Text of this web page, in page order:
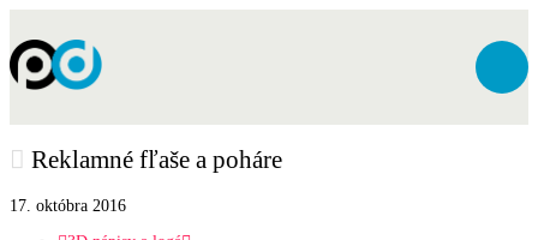
Reklamné fľaše a poháre
17. októbra 2016